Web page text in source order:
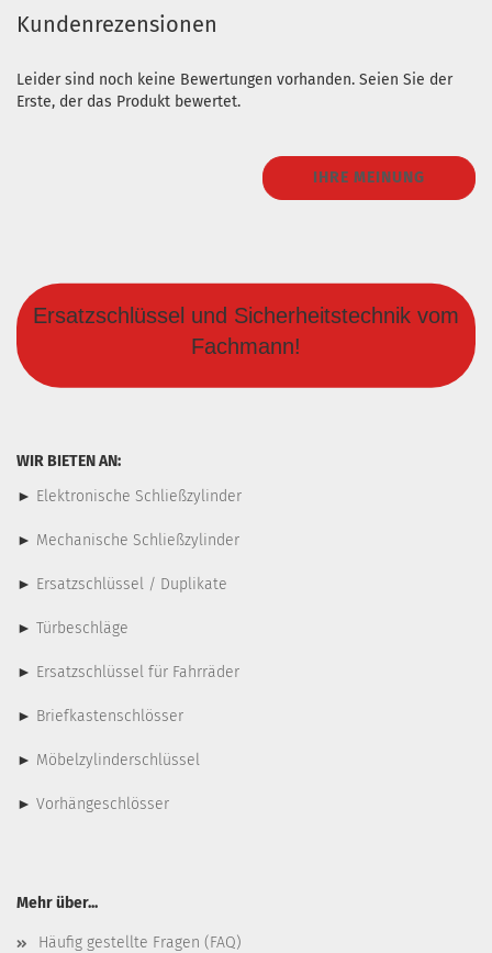
Kundenrezensionen
Leider sind noch keine Bewertungen vorhanden. Seien Sie der
Erste, der das Produkt bewertet.
IHRE MEINUNG
Ersatzschlüssel und Sicherheitstechnik vom
Fachmann!
WIR BIETEN AN:
► Elektronische Schließzylinder
► Mechanische Schließzylinder
► Ersatzschlüssel / Duplikate
► Türbeschläge
► Ersatzschlüssel für Fahrräder
► Briefkastenschlösser
► Möbelzylinderschlüssel
► Vorhängeschlösser
Mehr über...
Häufig gestellte Fragen (FAQ)